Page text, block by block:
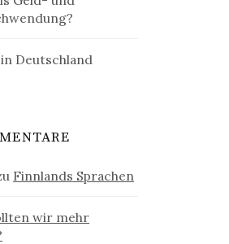
Deutschland
Finnlands Sprachen
wir mehr